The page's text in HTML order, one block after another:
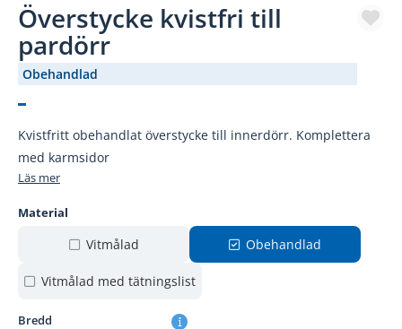
Överstycke kvistfri till
pardörr
Obehandlad
Kvistfritt obehandlat överstycke till innerdörr. Komplettera
med karmsidor
Läs mer
Material
Vitmålad Obehandlad
Vitmålad med tätningslist
Bredd